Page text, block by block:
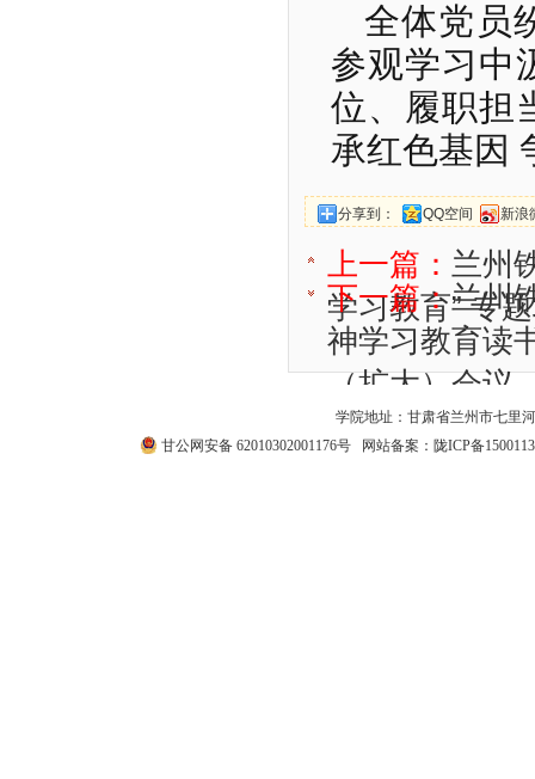
全体党员
参观学习中
位、履职担
承红色基因
分享到： QQ空间 新浪
上一篇： 兰州
学习教育” 专
下一篇：兰州
神学习教育读
（扩大）会议
学院地址：甘肃省兰州市七里河
甘公网安备 62010302001176号 网站备案： 陇ICP备